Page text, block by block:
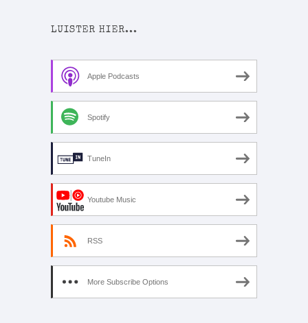
LUISTER HIER...
Apple Podcasts
Spotify
TuneIn
Youtube Music
RSS
More Subscribe Options